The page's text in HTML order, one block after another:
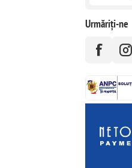
Urmăriți-ne